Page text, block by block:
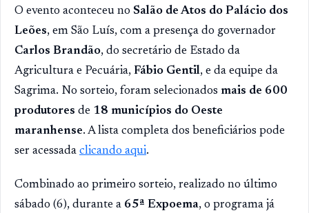
O evento aconteceu no Salão de Atos do Palácio dos
Leões, em São Luís, com a presença do governador
Carlos Brandão, do secretário de Estado da
Agricultura e Pecuária, Fábio Gentil, e da equipe da
Sagrima. No sorteio, foram selecionados mais de 600
produtores de 18 municípios do Oeste
maranhense. A lista completa dos beneficiários pode
ser acessada clicando aqui.
Combinado ao primeiro sorteio, realizado no último
sábado (6), durante a 65ª Expoema, o programa já